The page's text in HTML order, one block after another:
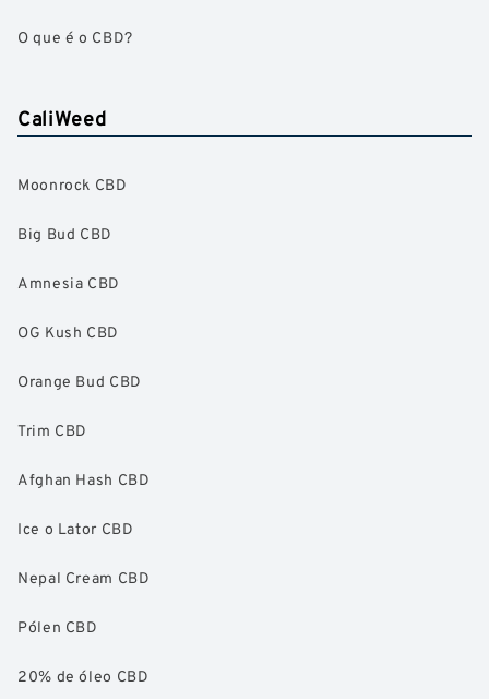
O que é o CBD?
CaliWeed
Moonrock CBD
Big Bud CBD
Amnesia CBD
OG Kush CBD
Orange Bud CBD
Trim CBD
Afghan Hash CBD
Ice o Lator CBD
Nepal Cream CBD
Pólen CBD
20% de óleo CBD